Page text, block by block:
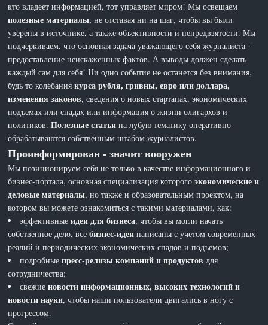
кто владеет информацией, тот управляет миром! Мы освещаем
полезные материалы, не отставая ни на шаг, чтобы вы были
уверены в источнике, а также объективности и непредвзятости. Мы
подчеркиваем, что основная задача уважающего себя журналиста -
предоставление неискаженных фактов. А выводы должен сделать
каждый сам для себя! Ни одно событие не останется без внимания,
будь то колебаниякурса рубля, гривны, евро или доллара,
изменения законов, сведения о новых стартапах, экономических
подъемах или спадах или информация о жизни олигархов и
политиков.Полезные статьи на лубую тематику оперативно
обрабатываются собственным штабом журналистов.
Проинформирован - значит вооружен
Мы позиционируем себя не только в качестве информационного и
бизнес-портала, основная специализация которогоэкономические и
деловые материалы, но также и образовательным проектом, на
котором вы можете ознакомиться с такими материалами, как:
эффективныеидеи для бизнеса, чтобы вы могли начать
собственное дело, всебизнес-идеи написаны с учетом современных
реалий и периодических экономических спадов и подъемов;
подробныепресс-релизы компаний и продуктов для
сотрудничества;
свежиеновости информационных, высоких технологий и
новости науки, чтобы наши пользователи двигались в ногу с
прогрессом.